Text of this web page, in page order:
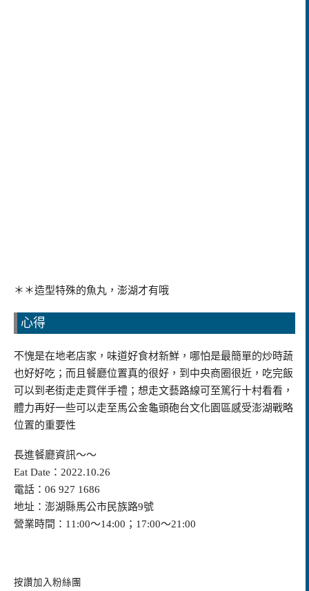
＊＊造型特殊的魚丸，澎湖才有哦
心得
不愧是在地老店家，味道好食材新鮮，哪怕是最簡單的炒時蔬
也好好吃；而且餐廳位置真的很好，到中央商圈很近，吃完飯
可以到老街走走買伴手禮；想走文藝路線可至篤行十村看看，
體力再好一些可以走至馬公金龜頭砲台文化園區感受澎湖戰略
位置的重要性
長進餐廳資訊～～
Eat Date：2022.10.26
電話：06 927 1686
地址：澎湖縣馬公市民族路9號
營業時間：11:00～14:00；17:00～21:00
按讚加入粉絲團